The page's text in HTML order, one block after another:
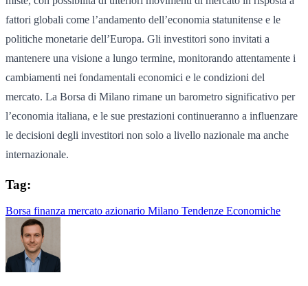
fattori globali come l’andamento dell’economia statunitense e le
politiche monetarie dell’Europa. Gli investitori sono invitati a
mantenere una visione a lungo termine, monitorando attentamente i
cambiamenti nei fondamentali economici e le condizioni del
mercato. La Borsa di Milano rimane un barometro significativo per
l’economia italiana, e le sue prestazioni continueranno a influenzare
le decisioni degli investitori non solo a livello nazionale ma anche
internazionale.
Tag:
Borsa finanza mercato azionario Milano Tendenze Economiche